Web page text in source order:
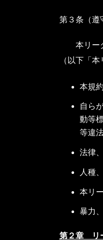
第３条（遵
本リーグ
（以下「
本規
自ら
動等
等違
法律
人種
本リ
暴力
第２章 リ